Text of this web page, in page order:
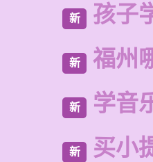
新 孩子
新 福州
新 学音
新 买小